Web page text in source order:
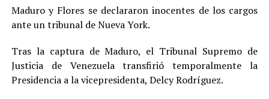
Maduro y Flores se declararon inocentes de los cargos
ante un tribunal de Nueva York.
Tras la captura de Maduro, el Tribunal Supremo de
Justicia de Venezuela transfirió temporalmente la
Presidencia a la vicepresidenta, Delcy Rodríguez.